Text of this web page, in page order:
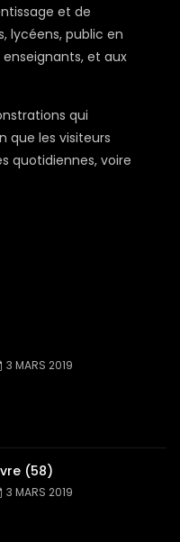
et de
lycéens, public en
et aux
qui
que les visiteurs
quotidiennes, voire
3 MARS 2019
(58)
3 MARS 2019